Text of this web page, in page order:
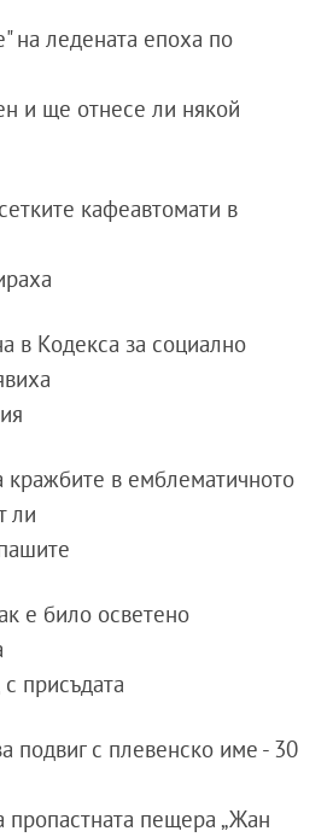
на ледената епоха по
и ще отнесе ли някой
кафеавтомати в
в Кодекса за социално
кражбите в емблематичното
ли
е било осветено
присъдата
подвиг с плевенско име - 30
пропастната пещера „Жан